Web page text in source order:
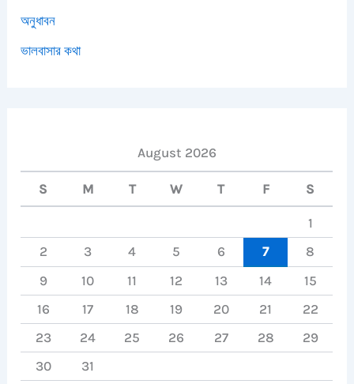
অনুধাবন
ভালবাসার কথা
August 2026
S M T W T F S
1
2
3 4 5 6 7
8
9
10 11 12 13 14
15
16
17 18 19 20 21
22
23
24 25 26 27 28
29
30
31